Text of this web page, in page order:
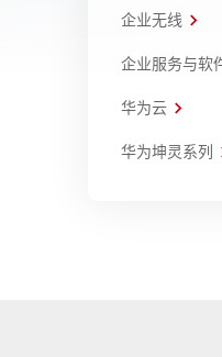
企业无线
企业服务与软
华为云
华为坤灵系列